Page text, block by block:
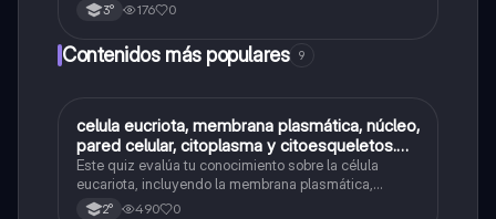
3° 176 0
Contenidos más populares 9
CBiología
celula eucriota, membrana plasmática, núcleo,
pared celular, citoplasma y citoesqueletos.
nombre se las partes de la celula eucariota
Este quiz evalúa tu conocimiento sobre la célula
eucariota, incluyendo la membrana plasmática,
núcleo, pared celular, citoplasma y citoesqueleto.
2° 490 0